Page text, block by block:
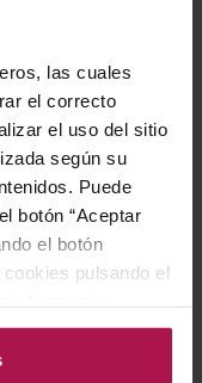
las cuales
el correcto
el uso del sitio
según su
Puede
botón “Aceptar
el botón
pulsando el
más
de Cookies
en boca
gastronómica.
en 1850
hijo Pau Batlle